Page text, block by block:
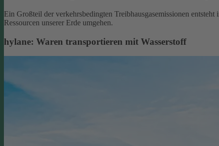
Ein Großteil der verkehrsbedingten Treibhausgasemissionen
Ressourcen unserer Erde umgehen.
hylane: Waren transportieren mit Wasserstoff